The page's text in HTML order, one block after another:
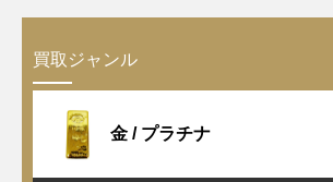
買取ジャンル
金 / プラチナ